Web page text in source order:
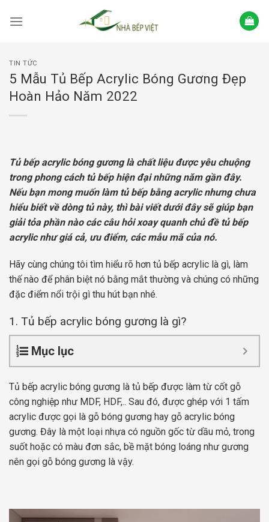
TIN TỨC
5 Mẫu Tủ Bếp Acrylic Bóng Gương Đẹp
Hoàn Hảo Năm 2022
Tủ bếp acrylic bóng gương là chất liệu được yêu chuộng
trong phong cách tủ bếp hiện đại những năm gần đây.
Nếu bạn mong muốn làm tủ bếp bằng acrylic nhưng chưa
hiểu biết về dòng tủ này, thì bài viết dưới đây sẽ giúp bạn
giải tỏa phần nào các câu hỏi xoay quanh chủ đề tủ bếp
acrylic như giá cả, ưu điểm, các mẫu mã của nó.
Hãy cùng chúng tôi tìm hiểu rõ hơn tủ bếp acrylic là gì, làm
thế nào để phân biệt nó bằng mắt thường và chúng có những
đặc điểm nổi trội gì thu hút bạn nhé.
1. Tủ bếp acrylic bóng gương là gì?
Mục lục
Tủ bếp acrylic bóng gương là tủ bếp được làm từ cốt gỗ
công nghiệp như MDF, HDF,.. Sau đó, được ghép với 1 tấm
acrylic được gọi là gỗ bóng gương hay gỗ acrylic bóng
gương. Đây là một loại nhựa có nguồn gốc từ dầu mỏ, trong
suốt hoặc có màu đơn sắc, bề mặt bóng loáng như gương
nên gọi gỗ bóng gương là vậy.